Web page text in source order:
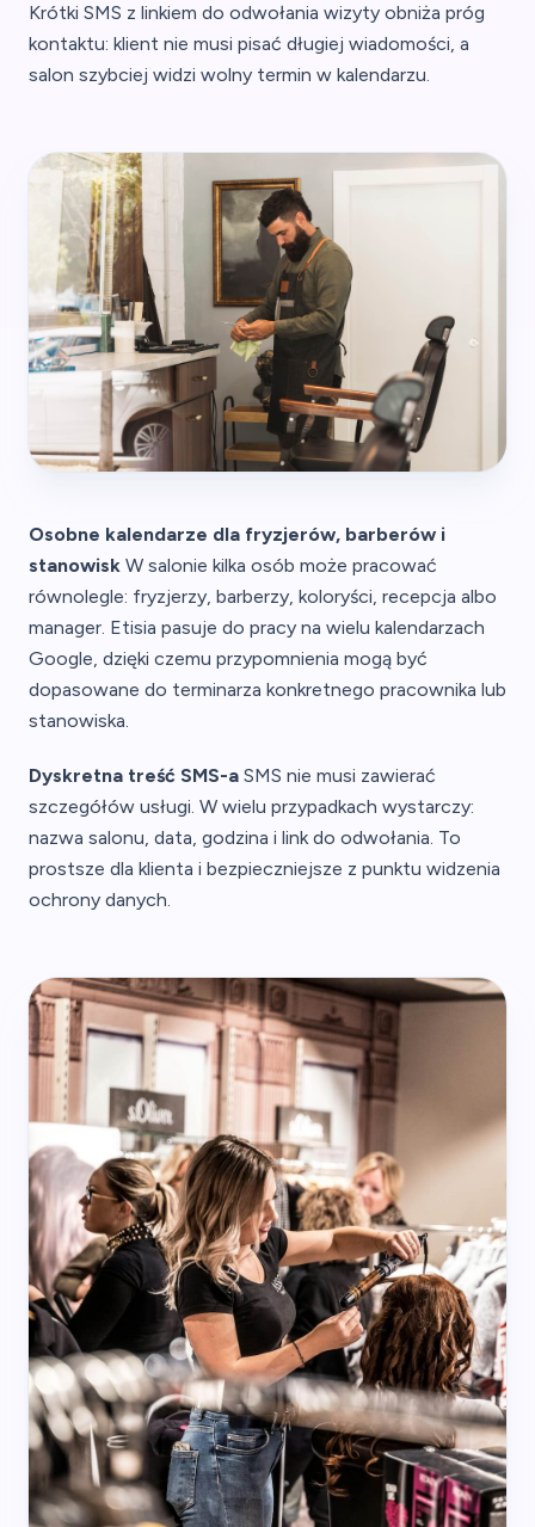
Krótki SMS z linkiem do odwołania wizyty obniża próg
kontaktu: klient nie musi pisać długiej wiadomości, a
salon szybciej widzi wolny termin w kalendarzu.
Osobne kalendarze dla fryzjerów, barberów i
stanowisk W salonie kilka osób może pracować
równolegle: fryzjerzy, barberzy, koloryści, recepcja albo
manager. Etisia pasuje do pracy na wielu kalendarzach
Google, dzięki czemu przypomnienia mogą być
dopasowane do terminarza konkretnego pracownika lub
stanowiska.
Dyskretna treść SMS-a SMS nie musi zawierać
szczegółów usługi. W wielu przypadkach wystarczy:
nazwa salonu, data, godzina i link do odwołania. To
prostsze dla klienta i bezpieczniejsze z punktu widzenia
ochrony danych.